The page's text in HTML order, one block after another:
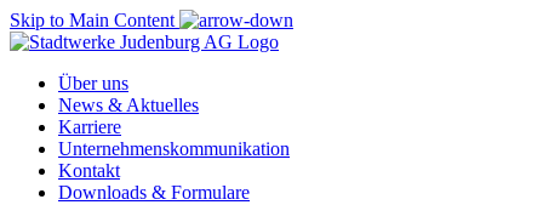
Skip to Main Content
Über uns
News & Aktuelles
Karriere
Unternehmenskommunikation
Kontakt
Downloads & Formulare